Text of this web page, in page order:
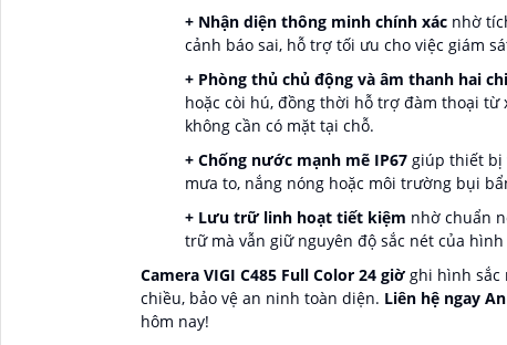
+ Nhận diện thông minh chính xác nhờ
cảnh báo sai, hỗ trợ tối ưu cho việc giám
+ Phòng thủ chủ động và âm thanh hai
hoặc còi hú, đồng thời hỗ trợ đàm thoại
không cần có mặt tại chỗ.
+ Chống nước mạnh mẽ IP67 giúp thiết bị
mưa to, nắng nóng hoặc môi trường bụi
+ Lưu trữ linh hoạt tiết kiệm nhờ chuẩn
trữ mà vẫn giữ nguyên độ sắc nét của
Camera VIGI C485 Full Color 24 giờ ghi hình sắc
chiều, bảo vệ an ninh toàn diện. Liên hệ ngay
hôm nay!